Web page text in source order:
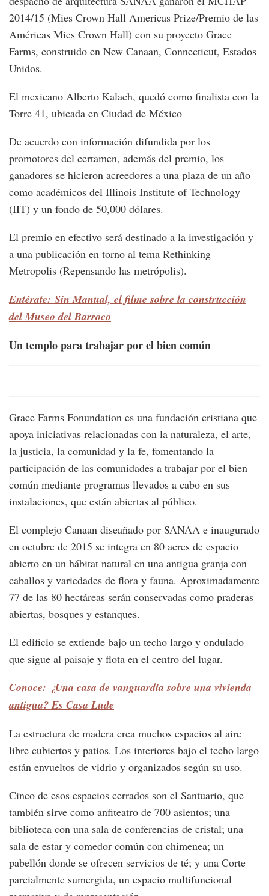
2014/15 (Mies Crown Hall Americas Prize/Premio de las
Américas Mies Crown Hall) con su proyecto Grace
Farms, construido en New Canaan, Connecticut, Estados
Unidos.
El mexicano Alberto Kalach, quedó como finalista con la
Torre 41, ubicada en Ciudad de México
De acuerdo con información difundida por los
promotores del certamen, además del premio, los
ganadores se hicieron acreedores a una plaza de un año
como académicos del Illinois Institute of Technology
(IIT) y un fondo de 50,000 dólares.
El premio en efectivo será destinado a la investigación y
a una publicación en torno al tema Rethinking
Metropolis (Repensando las metrópolis).
Entérate: Sin Manual, el filme sobre la construcción
del Museo del Barroco
Un templo para trabajar por el bien común
Grace Farms Fonundation es una fundación cristiana que
apoya iniciativas relacionadas con la naturaleza, el arte,
la justicia, la comunidad y la fe, fomentando la
participación de las comunidades a trabajar por el bien
común mediante programas llevados a cabo en sus
instalaciones, que están abiertas al público.
El complejo Canaan diseañado por SANAA e inaugurado
en octubre de 2015 se integra en 80 acres de espacio
abierto en un hábitat natural en una antigua granja con
caballos y variedades de flora y fauna. Aproximadamente
77 de las 80 hectáreas serán conservadas como praderas
abiertas, bosques y estanques.
El edificio se extiende bajo un techo largo y ondulado
que sigue al paisaje y flota en el centro del lugar.
Conoce: ¿Una casa de vanguardia sobre una vivienda
antigua? Es Casa Lude
La estructura de madera crea muchos espacios al aire
libre cubiertos y patios. Los interiores bajo el techo largo
están envueltos de vidrio y organizados según su uso.
Cinco de esos espacios cerrados son el Santuario, que
también sirve como anfiteatro de 700 asientos; una
biblioteca con una sala de conferencias de cristal; una
sala de estar y comedor común con chimenea; un
pabellón donde se ofrecen servicios de té; y una Corte
parcialmente sumergida, un espacio multifuncional